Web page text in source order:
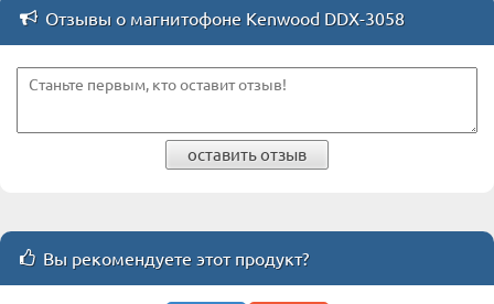
Отзывы о магнитофоне Kenwood DDX-3058
оставить отзыв
Вы рекомендуете этот продукт?